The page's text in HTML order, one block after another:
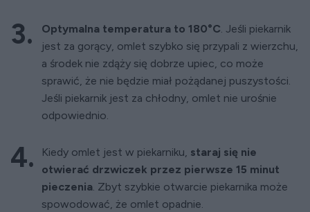
Optymalna temperatura to 180°C. Jeśli piekarnik
jest za gorący, omlet szybko się przypali z wierzchu,
a środek nie zdąży się dobrze upiec, co może
sprawić, że nie będzie miał pożądanej puszystości.
Jeśli piekarnik jest za chłodny, omlet nie urośnie
odpowiednio.
Kiedy omlet jest w piekarniku, staraj się nie
otwierać drzwiczek przez pierwsze 15 minut
pieczenia. Zbyt szybkie otwarcie piekarnika może
spowodować, że omlet opadnie.